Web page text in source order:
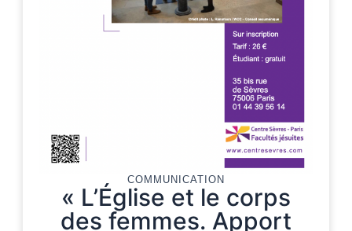
COMMUNICATION
« L’Église et le corps
des femmes. Apport